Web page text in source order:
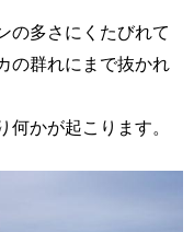
の多さにくたびれて
の群れにまで抜かれ
かが起こります。